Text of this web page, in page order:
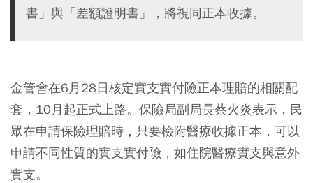
書」與「差額證明書」，將視同正本收據。
金管會在6月28日核定實支實付險正本理賠的相關配
套，10月起正式上路。保險局副局長蔡火炎表示，民
眾在申請保險理賠時，只要檢附醫療收據正本，可以
申請不同性質的實支實付險，如住院醫療實支與意外
實支。